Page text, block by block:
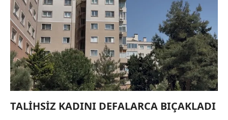
TALİHSİZ KADINI DEFALARCA BIÇAKLADI